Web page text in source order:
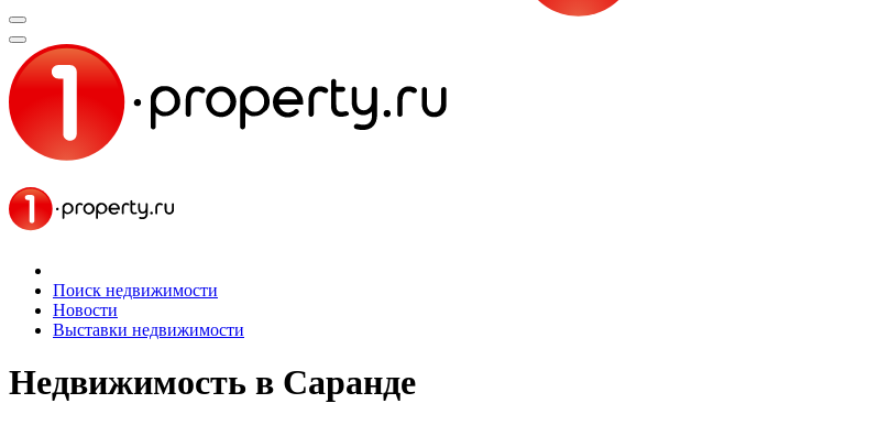
Поиск недвижимости
Новости
Выставки недвижимости
Недвижимость в Саранде